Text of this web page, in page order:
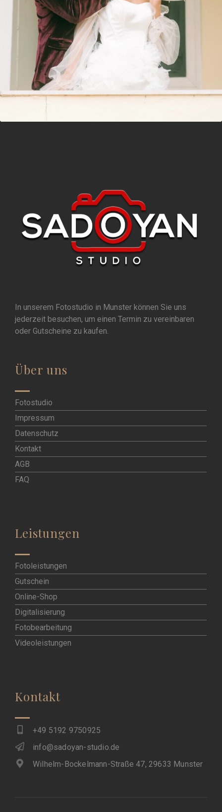
In unserem Fotostudio in Munster können Sie uns
jederzeit besuchen, um einen Termin zu vereinbaren
oder Gutscheine zu kaufen.
Über uns
Fotostudio
Impressum
Datenschutz
Kontakt
AGB
FAQ
Leistungen
Fotoleistungen
Gutschein
Online-Shop
Digitalisierung
Fotobearbeitung
Videoleistungen
Kontakt
+49 5192 9750925
info@sadoyan-studio.de
Wilhelm-Bockelmann-Straße 47, 29633 Munster